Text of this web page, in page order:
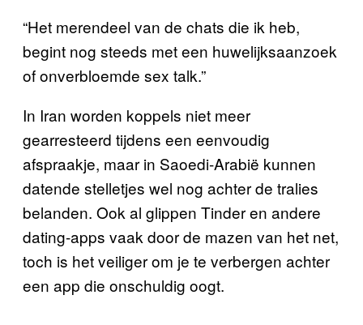
“Het merendeel van de chats die ik heb,
begint nog steeds met een huwelijksaanzoek
of onverbloemde sex talk.”
In Iran worden koppels niet meer
gearresteerd tijdens een eenvoudig
afspraakje, maar in Saoedi-Arabië kunnen
datende stelletjes wel nog achter de tralies
belanden. Ook al glippen Tinder en andere
dating-apps vaak door de mazen van het net,
toch is het veiliger om je te verbergen achter
een app die onschuldig oogt.